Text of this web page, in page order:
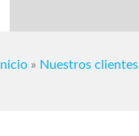
Inicio » Nuestros clientes